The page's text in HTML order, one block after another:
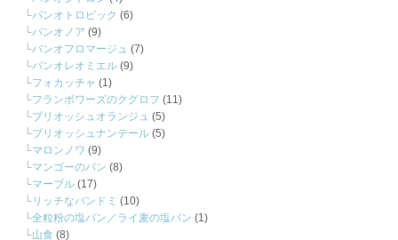
パンオトロピック (6)
パンオノア (9)
パンオフロマージュ (7)
パンオレオミエル (9)
フォカッチャ (1)
フランボワーズのクグロフ (11)
ブリオッシュオランジュ (5)
ブリオッシュナンテール (5)
マロンノワ (9)
マンゴーのパン (8)
マーブル (17)
リッチなパンドミ (10)
全粒粉の塩パン／ライ麦の塩パン (1)
山食 (8)